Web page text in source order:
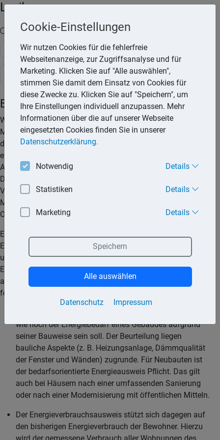
Lexika
Volltext-Suche in den Lexika
Suchen
Rechtslexikon
Energieausweis
Wer eine Wohnung vermieten will, muss einem
Mietinteressenten den Energieausweis vorlegen, das heißt,
der Mietinteressent muss die Möglichkeit haben, den Ausweis
einzusehen. Dieser Pflicht genügt der Vermieter, wenn er den
Ausweis während der Besichtigung aushängt oder auslegt.
Das Original oder eine Kopie des Ausweises muss der
Vermieter spätestens beim Abschluss des Mietvertrags dem
Mieter übergeben. Andernfalls begeht der Vermieter eine
Ordnungswidrigkeit und riskiert ein Bußgeld.
Es ist zwischen dem verbrauchs- und dem bedarfsorientierten
Energieausweis zu unterscheiden. Diesen Ausweisen liegen
unterschiedliche Bewertungsverfahren zugrunde, die in der
Energiesparverordnung festgelegt sind. Vereinfacht
ausgedrückt unterscheiden sich die beiden Ausweisarten wie
folgt:
wie hoch der Energiebedarf eines Gebäudes aufgrund
seiner Bauweise sein soll. Der Beurteilung liegen
bauliche Aspekte (z. B. Heizungsanlage, Dämmqualität
der Fenster und Wänden) zugrunde. Für Neubauten ist
der bedarfsorientierte Energieausweis Pflicht. Das gilt
auch bei Häusern nach einer umfassenden Sanierung
oder nach einer Modernisierung mit öffentlichen Mitteln.
Der Energieverbrauchsausweis stützt sich dagegen auf
den bisherigen Energieverbrauch der Bewohner. Hierzu
Cookie-Einstellungen
Wir nutzen Cookies für die fehlerfreie
Webseitenanzeige, zur Zugriffsanalyse und für
Marketing. Klicken Sie auf "Alle auswählen",
stimmen Sie damit dem Einsatz von Cookies für
diese Zwecke zu. Klicken Sie auf "Speichern", um
Ihre Einstellungen individuell anzupassen. Mehr
Informationen über die auf unserer Webseite
eingesetzten Cookies finden Sie in unserer
Datenschutzerklärung.
Notwendig Details
Statistiken Details
Marketing Details
Datenschutz Impressum
Speichern
Alle auswählen